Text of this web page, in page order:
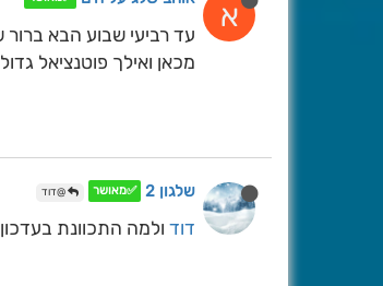
א
עד רביעי שבוע הבא
מכאן ואילך פוטנציאל
שלגון 2 ✅מאושר @דוד
דוד ולמה התכוונת